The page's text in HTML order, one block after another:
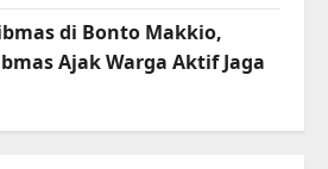
di Bonto Makkio,
Ajak Warga Aktif Jaga